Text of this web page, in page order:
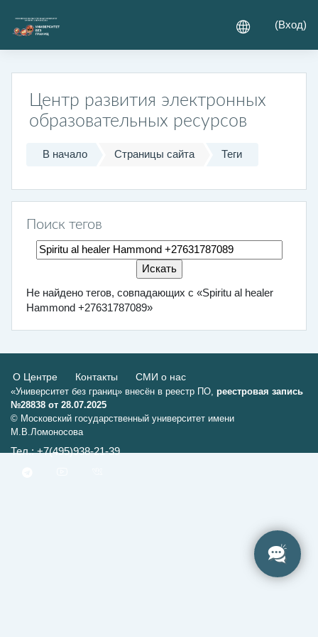
(Вход)
Центр развития электронных
образовательных ресурсов
В начало Страницы сайта Теги
Поиск тегов
Поиск тегов
Не найдено тегов, совпадающих с «Spiritu al healer
Hammond +27631787089»
О Центре Контакты СМИ о нас
«Университет без границ» внесён в реестр ПО, реестровая запись
№28838 от 28.07.2025
© Московский государственный университет имени
М.В.Ломоносова
Тел.: +7(495)938-21-39